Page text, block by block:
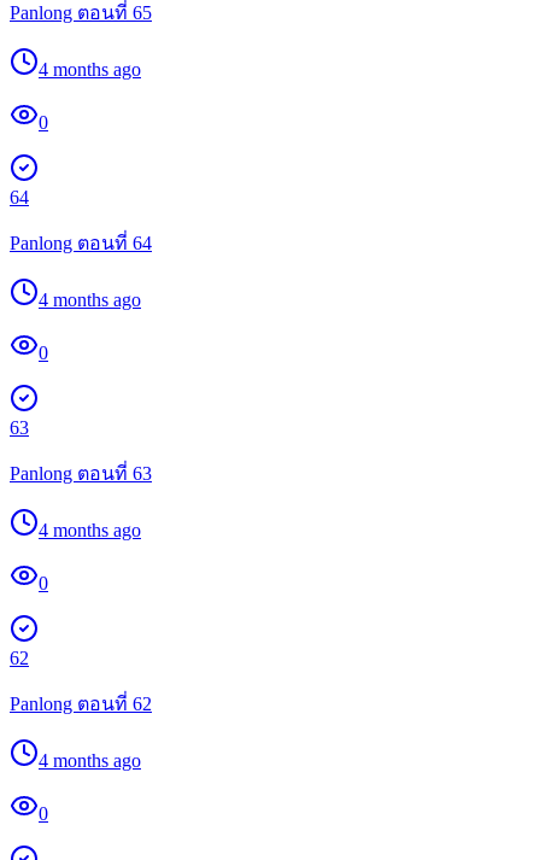
Panlong ตอนที่ 65
4 months ago
0
64
Panlong ตอนที่ 64
4 months ago
0
63
Panlong ตอนที่ 63
4 months ago
0
62
Panlong ตอนที่ 62
4 months ago
0